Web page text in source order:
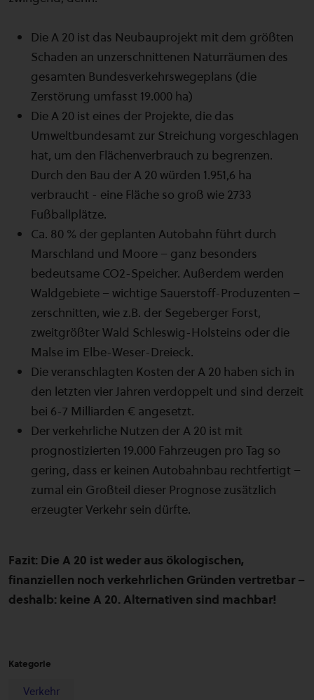
Die A 20 ist das Neubauprojekt mit dem größten
Schaden an unzerschnittenen Naturräumen des
gesamten Bundesverkehrswegeplans (die
Zerstörung umfasst 19.000 ha)
Die A 20 ist eines der Projekte, die das
Umweltbundesamt zur Streichung vorgeschlagen
hat, um den Flächenverbrauch zu begrenzen.
Durch den Bau der A 20 würden 1.951,6 ha
verbraucht - eine Fläche so groß wie 2733
Fußballplätze.
Ca. 80 % der geplanten Autobahn führt durch
Marschland und Moore – ganz besonders
bedeutsame CO2-Speicher. Außerdem werden
Waldgebiete – wichtige Sauerstoff-Produzenten –
zerschnitten, wie z.B. der Segeberger Forst,
zweitgrößter Wald Schleswig-Holsteins oder die
Malse im Elbe-Weser-Dreieck.
Die veranschlagten Kosten der A 20 haben sich in
den letzten vier Jahren verdoppelt und sind derzeit
bei 6-7 Milliarden € angesetzt.
Der verkehrliche Nutzen der A 20 ist mit
prognostizierten 19.000 Fahrzeugen pro Tag so
gering, dass er keinen Autobahnbau rechtfertigt –
zumal ein Großteil dieser Prognose zusätzlich
erzeugter Verkehr sein dürfte.
Fazit: Die A 20 ist weder aus ökologischen,
finanziellen noch verkehrlichen Gründen vertretbar –
deshalb: keine A 20. Alternativen sind machbar!
Kategorie
Verkehr